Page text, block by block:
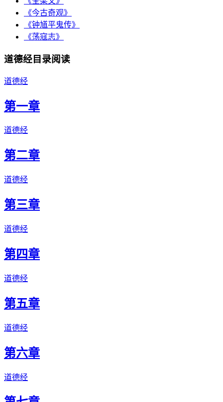
《今古奇观》
《钟馗平鬼传》
《荡寇志》
道德经目录阅读
道德经
第一章
道德经
第二章
道德经
第三章
道德经
第四章
道德经
第五章
道德经
第六章
道德经